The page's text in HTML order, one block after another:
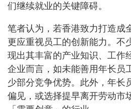
们继续就业的关键障碍。
笔者认为，若香港致力打造成
更应重视员工的创新能力。不
现出其丰富的产业知识、工作
企业而言，如未能善用年长员
少部分竞争优势。此外，年长
偏见，或选择提早离开劳动市